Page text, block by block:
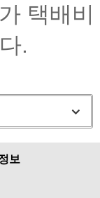
택배비
.
보